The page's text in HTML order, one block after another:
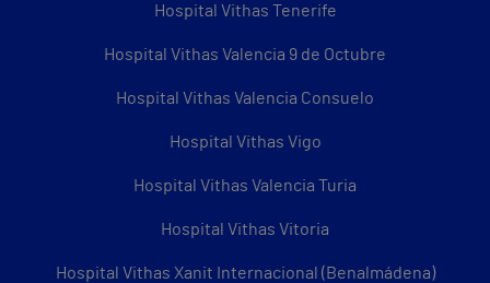
Hospital Vithas Tenerife
Hospital Vithas Valencia 9 de Octubre
Hospital Vithas Valencia Consuelo
Hospital Vithas Vigo
Hospital Vithas Valencia Turia
Hospital Vithas Vitoria
Hospital Vithas Xanit Internacional (Benalmádena)